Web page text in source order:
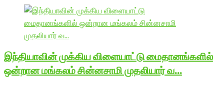
இந்தியாவின் முக்கிய விளையாட்டு மைதானங்களில்
ஒன்றான மங்கலம் சின்னசாமி முதலியார் வ…